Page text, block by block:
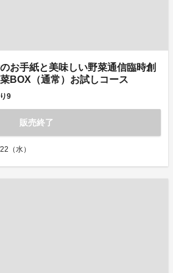
お手紙と美味しい野菜通信臨時創
BOX（通常）お試しコース
9
販売終了
（水）